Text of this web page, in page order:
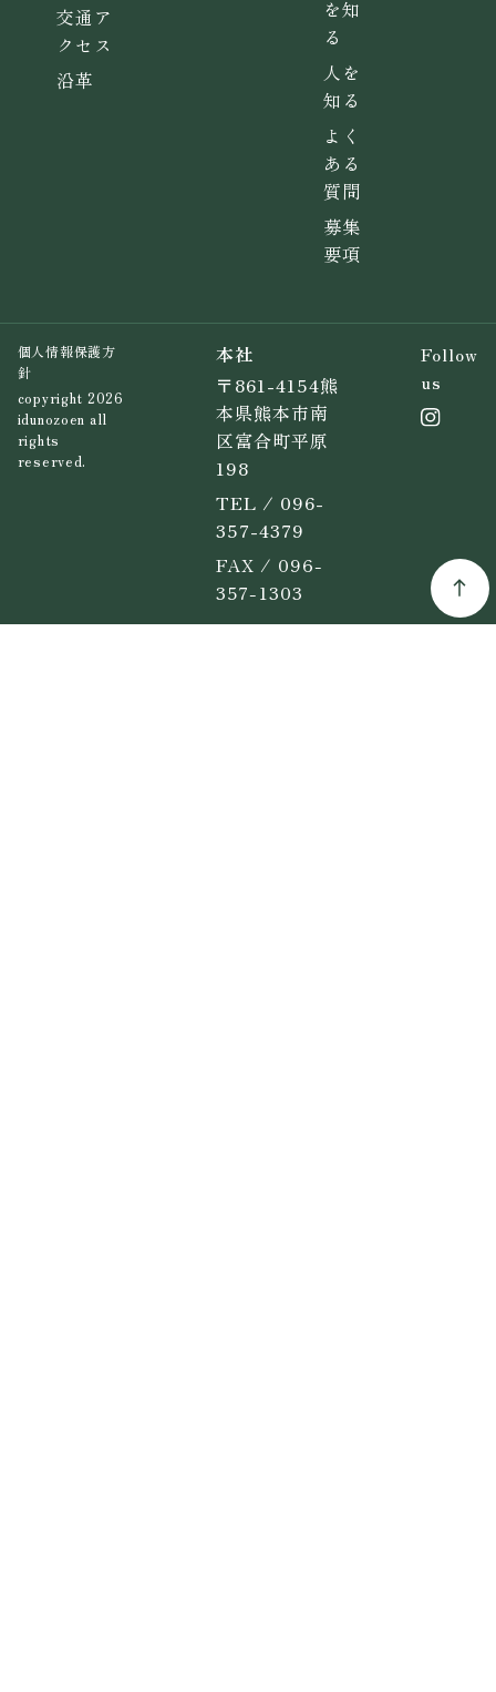
交通ア
クセス
沿革
を知
る
人を
知る
よく
ある
質問
募集
要項
個人情報保護方
針
copyright 2026
idunozoen all
rights
reserved.
本社
〒861-4154熊
本県熊本市南
区富合町平原
198
TEL / 096-
357-4379
FAX / 096-
357-1303
Follow
us